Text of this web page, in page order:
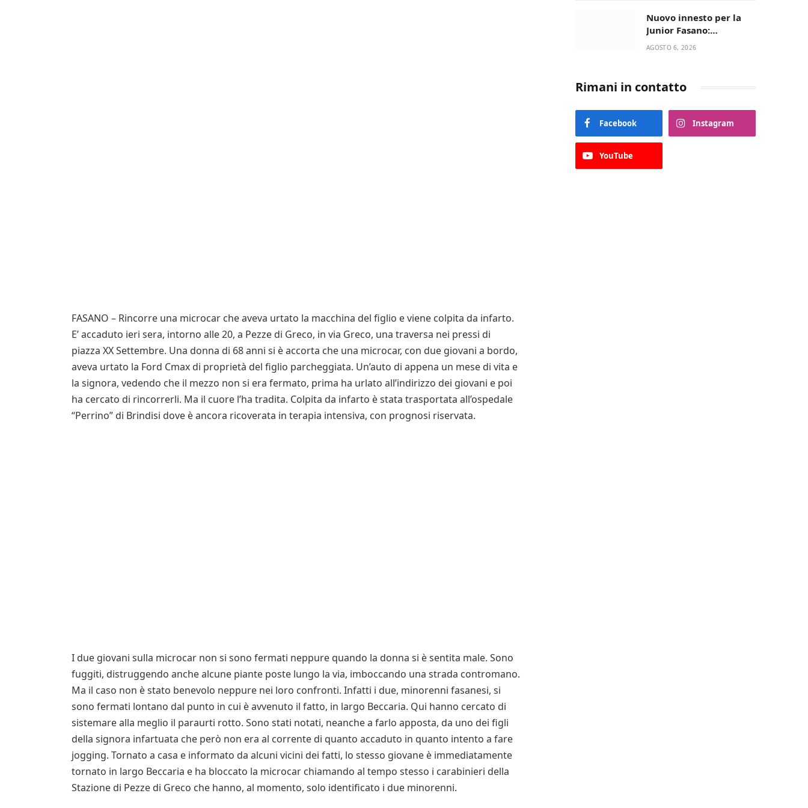
FASANO – Rincorre una microcar che aveva urtato la macchina del figlio e viene colpita da infarto.
E’ accaduto ieri sera, intorno alle 20, a Pezze di Greco, in via Greco, una traversa nei pressi di
piazza XX Settembre. Una donna di 68 anni si è accorta che una microcar, con due giovani a bordo,
aveva urtato la Ford Cmax di proprietà del figlio parcheggiata. Un’auto di appena un mese di vita e
la signora, vedendo che il mezzo non si era fermato, prima ha urlato all’indirizzo dei giovani e poi
ha cercato di rincorrerli. Ma il cuore l’ha tradita. Colpita da infarto è stata trasportata all’ospedale
“Perrino” di Brindisi dove è ancora ricoverata in terapia intensiva, con prognosi riservata.
I due giovani sulla microcar non si sono fermati neppure quando la donna si è sentita male. Sono
fuggiti, distruggendo anche alcune piante poste lungo la via, imboccando una strada contromano.
Ma il caso non è stato benevolo neppure nei loro confronti. Infatti i due, minorenni fasanesi, si
sono fermati lontano dal punto in cui è avvenuto il fatto, in largo Beccaria. Qui hanno cercato di
sistemare alla meglio il paraurti rotto. Sono stati notati, neanche a farlo apposta, da uno dei figli
della signora infartuata che però non era al corrente di quanto accaduto in quanto intento a fare
jogging. Tornato a casa e informato da alcuni vicini dei fatti, lo stesso giovane è immediatamente
tornato in largo Beccaria e ha bloccato la microcar chiamando al tempo stesso i carabinieri della
Stazione di Pezze di Greco che hanno, al momento, solo identificato i due minorenni.
Nuovo innesto per la
Junior Fasano:
ingaggiato il
AGOSTO 6, 2026
Rimani in contatto
Facebook Instagram
YouTube